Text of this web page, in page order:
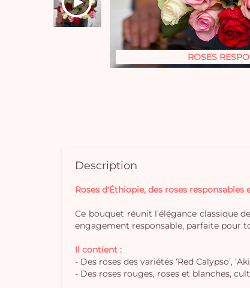
ROSES
Description
Roses d'Éthiopie, des roses responsables
Ce bouquet réunit l’élégance classique
engagement responsable, parfaite pour
Il contient :
- Des roses des variétés ‘Red Calypso’,
- Des roses rouges, roses et blanches,